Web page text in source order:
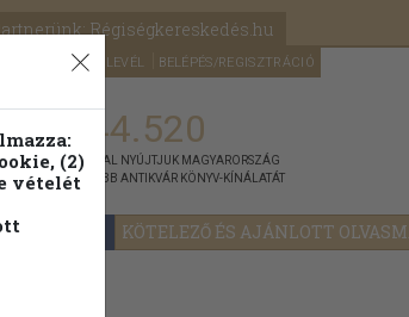
Régiségkereskedés.hu
SEGÍTSÉG HÍRLEVÉL BELÉPÉS/REGISZTRÁCIÓ
KÖTELEZŐ ÉS AJÁNLOTT
1.144.520
KIADVÁNNYAL NYÚJTJUK MAGYARORSZÁG
LEGNAGYOBB ANTIKVÁR KÖNYV-KÍNÁLATÁT
(2)
vételét